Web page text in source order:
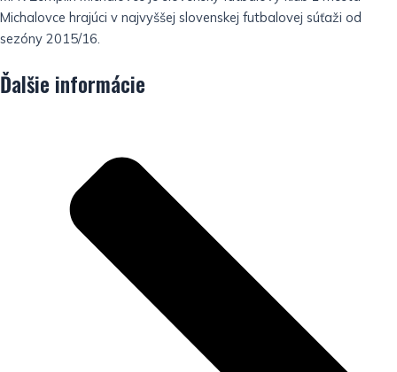
Michalovce hrajúci v najvyššej slovenskej futbalovej súťaži od
sezóny 2015/16.
Ďalšie informácie